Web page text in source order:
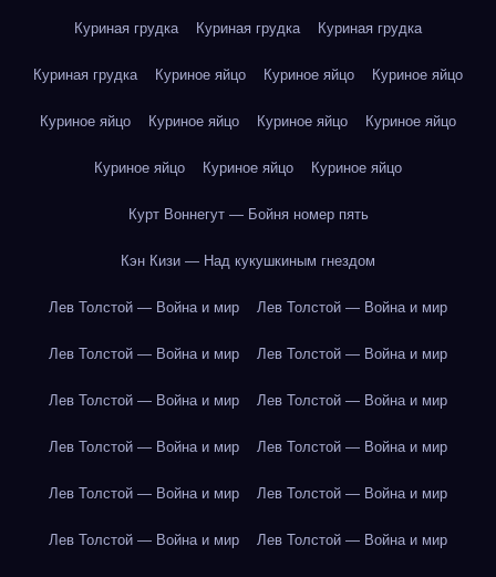
Куриная грудка Куриная грудка Куриная грудка
Куриная грудка Куриное яйцо Куриное яйцо Куриное яйцо
Куриное яйцо Куриное яйцо Куриное яйцо Куриное яйцо
Куриное яйцо Куриное яйцо Куриное яйцо
Курт Воннегут — Бойня номер пять
Кэн Кизи — Над кукушкиным гнездом
Лев Толстой — Война и мир Лев Толстой — Война и мир
Лев Толстой — Война и мир Лев Толстой — Война и мир
Лев Толстой — Война и мир Лев Толстой — Война и мир
Лев Толстой — Война и мир Лев Толстой — Война и мир
Лев Толстой — Война и мир Лев Толстой — Война и мир
Лев Толстой — Война и мир Лев Толстой — Война и мир